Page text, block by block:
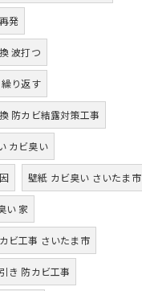
発
波打つ
り返す
防カビ結露対策工事
カビ臭い
壁紙 カビ臭い さいたま市
い 家
ビ工事 さいたま市
き 防カビ工事